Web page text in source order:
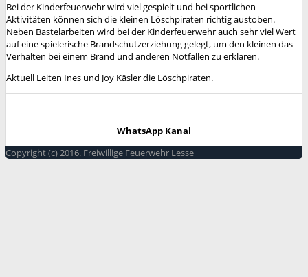
Bei der Kinderfeuerwehr wird viel gespielt und bei sportlichen
Aktivitäten können sich die kleinen Löschpiraten richtig austoben.
Neben Bastelarbeiten wird bei der Kinderfeuerwehr auch sehr viel Wert
auf eine spielerische Brandschutzerziehung gelegt, um den kleinen das
Verhalten bei einem Brand und anderen Notfällen zu erklären.
Aktuell Leiten Ines und Joy Käsler die Löschpiraten.
WhatsApp Kanal
Copyright (c) 2016. Freiwillige Feuerwehr Lesse